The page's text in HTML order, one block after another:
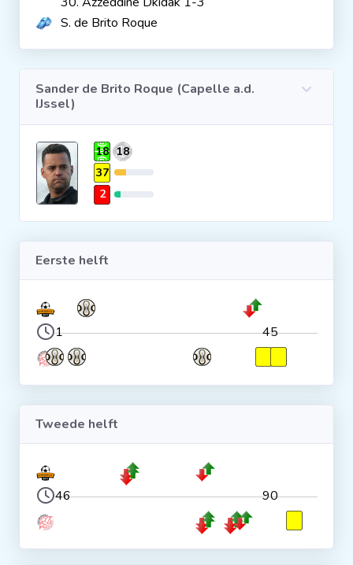
Wedstrijden
Statistieken
Voetbalpiramide
Overige links
S. de Brito Roque
Sander de Brito Roque (Capelle a.d.
IJssel)
18 18
37
2
Eerste helft
1 45
Tweede helft
46 90